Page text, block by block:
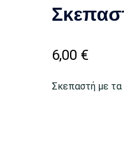
6,00 €
Σκεπαστή με τα